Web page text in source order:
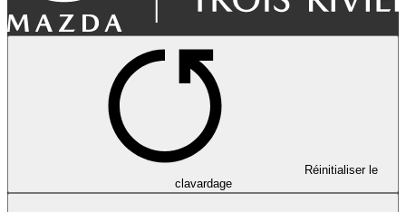
Réinitialiser le
clavardage